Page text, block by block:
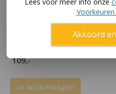
Berg Step Nexo Mint
met verlichting en
109,-
In winkelwagen
Akkoord